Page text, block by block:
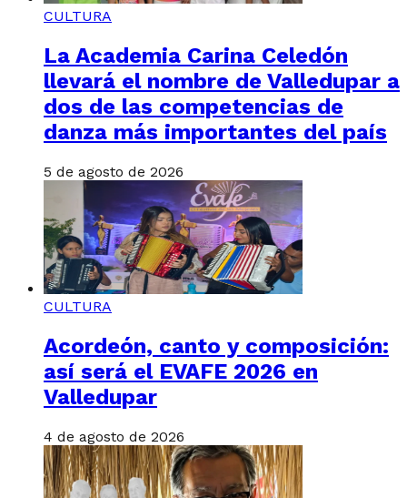
CULTURA
La Academia Carina Celedón
llevará el nombre de Valledupar a
dos de las competencias de
danza más importantes del país
5 de agosto de 2026
CULTURA
Acordeón, canto y composición:
así será el EVAFE 2026 en
Valledupar
4 de agosto de 2026